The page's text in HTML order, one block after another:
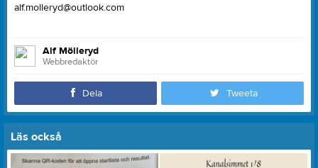
alf.molleryd@outlook.com
Alf Mölleryd
Webbredaktör
Dela Tweeta
Läs också